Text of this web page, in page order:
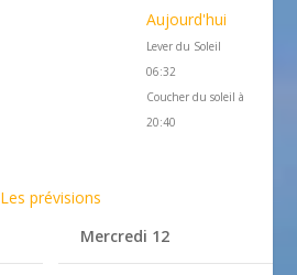
Aujourd'hui
Lever du Soleil
06:32
Coucher du soleil à
20:40
Les prévisions
Mercredi 12